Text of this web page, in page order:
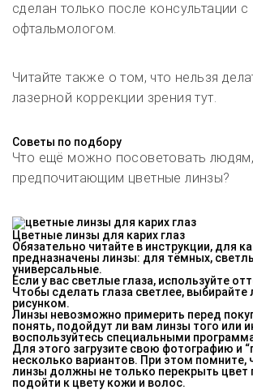
сделан только после консультации с
офтальмологом.
Читайте также о том, что нельзя
лазерной коррекции зрения тут.
Советы по подбору
Что ещё можно посоветовать людям,
предпочитающим цветные линзы?
Цветные линзы для карих глаз
Обязательно читайте в инструкции, для
предназначены линзы: для тёмных,
универсальные.
Если у вас светлые глаза, используйте
Чтобы сделать глаза светлее,
рисунком.
Линзы невозможно примерить перед
понять, подойдут ли вам линзы того или
воспользуйтесь специальными
Для этого загрузите свою фотографию и
несколько вариантов. При этом помните,
линзы должны не только перекрыть цвет
подойти к цвету кожи и волос.